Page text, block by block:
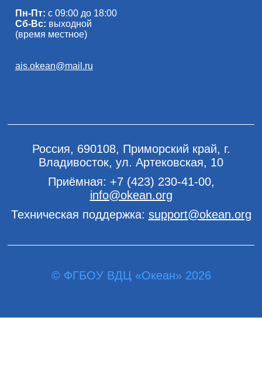
Пн-Пт: с 09:00 до 18:00
Сб-Вс: выходной
(время местное)
ais.okean@mail.ru
Россия, 690108, Приморский край, г.
Владивосток, ул. Артековская, 10
Приёмная: +7 (423) 230-41-00,
info@okean.org
Техническая поддержка: support@okean.org
© ФГБОУ ВДЦ «Океан» 2026